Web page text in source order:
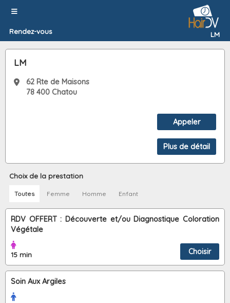
LM
Rendez-vous
LM
62 Rte de Maisons
78 400 Chatou
Choix de la prestation
Toutes Femme Homme Enfant
RDV OFFERT : Découverte et/ou Diagnostique Coloration
Végétale
15 min Choisir
Soin Aux Argiles